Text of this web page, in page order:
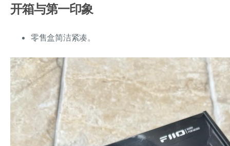
开箱与第一印象
零售盒简洁紧凑。